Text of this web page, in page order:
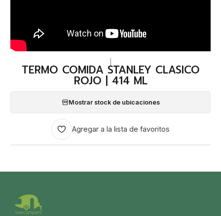
TERMO COMIDA STANLEY CLASICO
ROJO | 414 ML
Mostrar stock de ubicaciones
Agregar a la lista de favoritos